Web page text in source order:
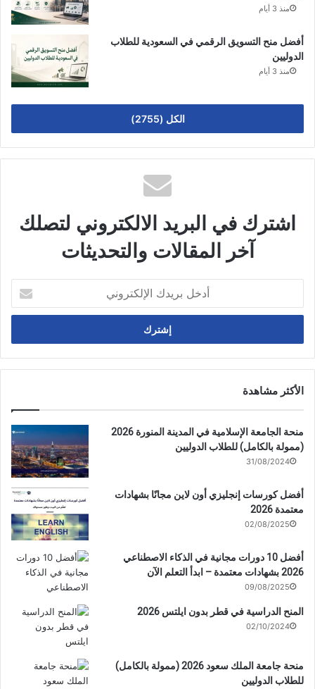
منذ 3 أيام
أفضل منح التسويق الرقمي في السعودية للطلاب
الدوليين
منذ 3 أيام
الكل (2755)
اشترك في البريد الالكتروني لتصلك
آخر المقالات والتحديثات
الإلكتروني
الأكثر مشاهدة
منحة الجامعة الإسلامية في المدينة المنورة 2026
(ممولة بالكامل) للطلاب الدوليين
31/08/2024
أفضل كورسات إنجليزي أون لاين مجانًا بشهادات
معتمدة 2026
02/08/2025
أفضل 10 دورات مجانية في الذكاء الاصطناعي
2026 بشهادات معتمدة – ابدأ التعلم الآن
09/08/2025
المنح الدراسية في قطر بدون ايلتس 2026
02/10/2024
منحة جامعة الملك سعود 2026 (ممولة بالكامل)
للطلاب الدوليين